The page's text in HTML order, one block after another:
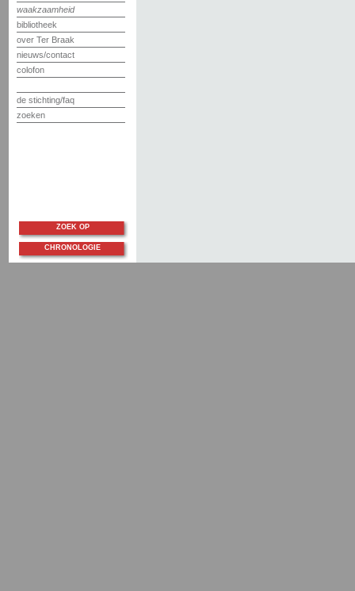
waakzaamheid
bibliotheek
over Ter Braak
nieuws/contact
colofon
de stichting/faq
zoeken
ZOEK OP
CHRONOLOGIE